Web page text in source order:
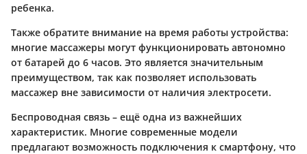
ребенка.
Также обратите внимание на время работы устройства:
многие массажеры могут функционировать автономно
от батарей до 6 часов. Это является значительным
преимуществом, так как позволяет использовать
массажер вне зависимости от наличия электросети.
Беспроводная связь – ещё одна из важнейших
характеристик. Многие современные модели
предлагают возможность подключения к смартфону, что